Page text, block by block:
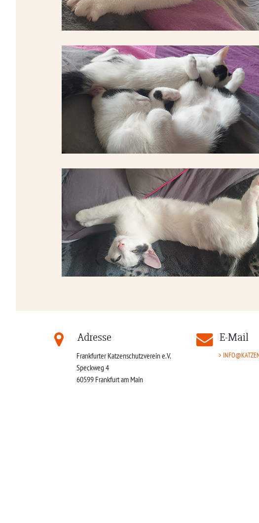
Adresse
Frankfurter Katzenschutzverein e.V.
Speckweg 4
60599 Frankfurt am Main
E-Mail